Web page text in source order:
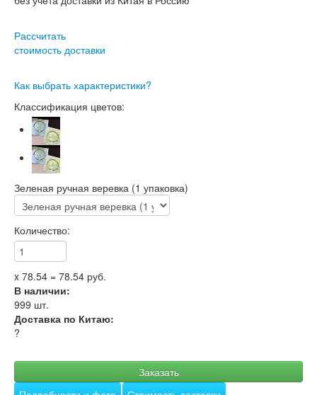
Рассчитать
стоимость доставки
Как выбрать характеристики?
Классификация цветов:
Зеленая ручная веревка (1 упаковка)
Количество:
x 78.54 = 78.54 руб.
В наличии:
999 шт.
Доставка по Китаю:
?
Заказать